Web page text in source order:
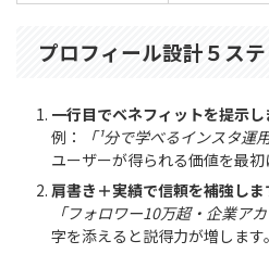
プロフィール設計５ス
一行目でベネフィットを提示し
例：
「¹分で学べるインスタ運
ユーザーが得られる価値を最初
肩書き＋実績で信頼を補強しま
「フォロワー10万超・企業ア
字を添えると説得力が増します。